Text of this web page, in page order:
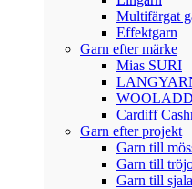
Multifärgat
Effektgarn
Garn efter märke
Mias SURI
Cardiff
Garn efter projekt
Garn till
Garn till
Garn till